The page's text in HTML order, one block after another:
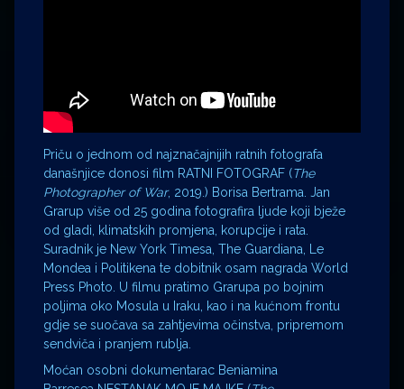
Priču o jednom od najznačajnijih ratnih fotografa
današnjice donosi film RATNI FOTOGRAF (The
Photographer of War, 2019.) Borisa Bertrama. Jan
Grarup više od 25 godina fotografira ljude koji bježe
od gladi, klimatskih promjena, korupcije i rata.
Suradnik je New York Timesa, The Guardiana, Le
Mondea i Politikena te dobitnik osam nagrada World
Press Photo. U filmu pratimo Grarupa po bojnim
poljima oko Mosula u Iraku, kao i na kućnom frontu
gdje se suočava sa zahtjevima očinstva, pripremom
sendviča i pranjem rublja.
Moćan osobni dokumentarac Beniamina